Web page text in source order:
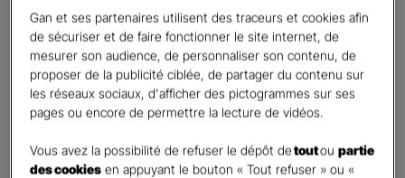
Vos informations :
Etes-vous déjà client Gan assurances ?*
Oui
Civilité*
Gan et ses partenaires utilisent des traceurs et cookies afin
de sécuriser et de faire fonctionner le site internet, de
mesurer son audience, de personnaliser son contenu, de
proposer de la publicité ciblée, de partager du contenu sur
les réseaux sociaux, d'afficher des pictogrammes sur ses
pages ou encore de permettre la lecture de vidéos.
Vous avez la possibilité de refuser le dépôt detoutoupartie
des cookies en appuyant le bouton « Tout refuser » ou «